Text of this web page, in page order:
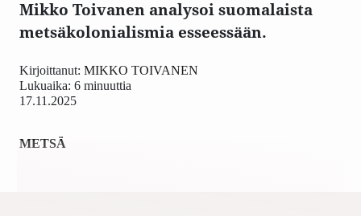
Mikko Toivanen analysoi suomalaista
metsäkolonialismia esseessään.
17.11.2025
Kirjoittanut: MIKKO TOIVANEN
Lukuaika: 6 minuuttia
METSÄ